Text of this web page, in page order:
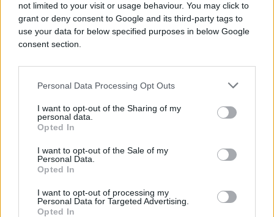
not limited to your visit or usage behaviour. You may click to
grant or deny consent to Google and its third-party tags to
use your data for below specified purposes in below Google
consent section.
Personal Data Processing Opt Outs
I want to opt-out of the Sharing of my
personal data.
Opted In
I want to opt-out of the Sale of my
Personal Data.
Opted In
I want to opt-out of processing my
Personal Data for Targeted Advertising.
Opted In
Dragana Mirkovic i njena sestra Dušica
#nekad i sad #hitovi
#Dragana Mirković